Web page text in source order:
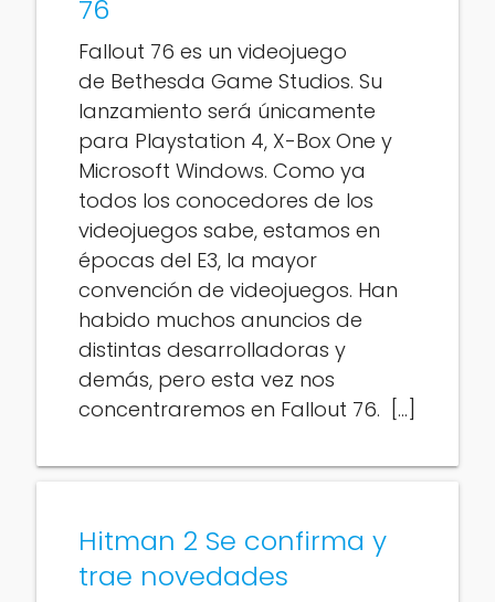
76
Fallout 76 es un videojuego
de Bethesda Game Studios. Su
lanzamiento será únicamente
para Playstation 4, X-Box One y
Microsoft Windows. Como ya
todos los conocedores de los
videojuegos sabe, estamos en
épocas del E3, la mayor
convención de videojuegos. Han
habido muchos anuncios de
distintas desarrolladoras y
demás, pero esta vez nos
concentraremos en Fallout 76. […]
Hitman 2 Se confirma y
trae novedades